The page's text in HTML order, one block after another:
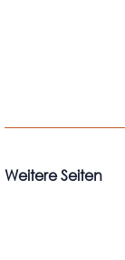
Weitere Seiten